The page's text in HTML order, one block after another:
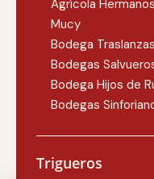
Agrícola
Mucy
Bodega Traslanzas
Bodegas
Bodega Hijos de
Bodegas
Trigueros